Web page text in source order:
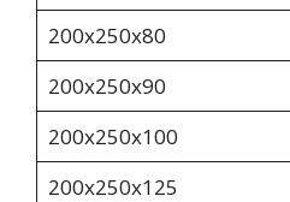
200х250х80
200х250х90
200x250x100
200х250х125